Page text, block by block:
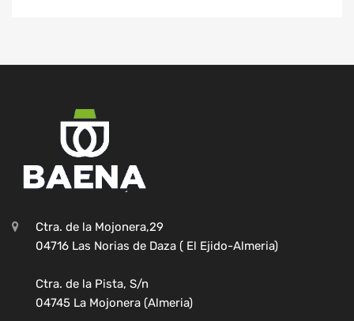
Ctra. de la Mojonera,29
04716 Las Norias de Daza ( El Ejido-Almeria)
Ctra. de la Pista, S/n
04745 La Mojonera (Almeria)